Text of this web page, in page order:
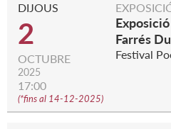
DIJOUS
2
OCTUBRE
2025
17:00
(*fins al 14-12-2025)
Farrés
Festival